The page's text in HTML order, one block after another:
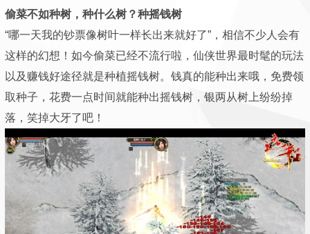
偷菜不如种树，种什么树？种摇钱树
“哪一天我的钞票像树叶一样长出来就好了”，相信不少人会有
这样的幻想！如今偷菜已经不流行啦，仙侠世界最时髦的玩法
以及赚钱好途径就是种植摇钱树。钱真的能种出来哦，免费领
取种子，花费一点时间就能种出摇钱树，银两从树上纷纷掉
落，笑掉大牙了吧！